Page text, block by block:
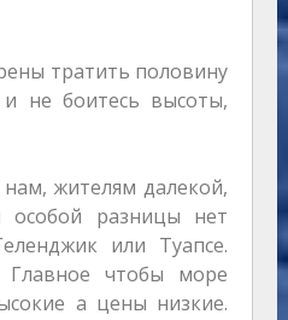
тратить половину
не боитесь высоты,
жителям далекой,
особой разницы нет
или Туапсе.
чтобы море
а цены низкие.